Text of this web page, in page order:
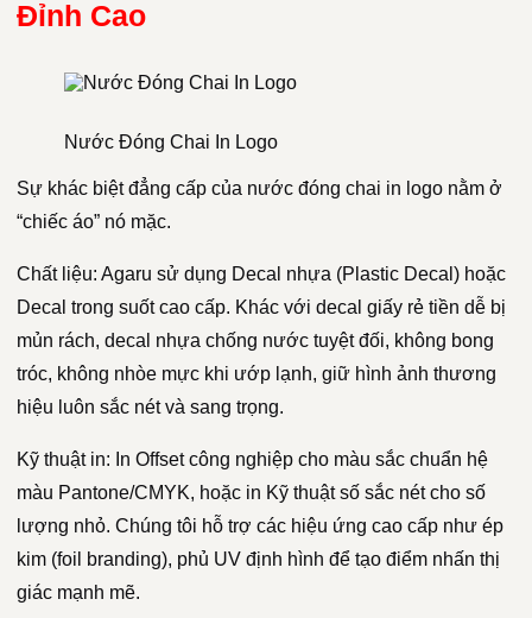
Đỉnh Cao
Nước Đóng Chai In Logo
Sự khác biệt đẳng cấp của nước đóng chai in logo nằm ở
“chiếc áo” nó mặc.
Chất liệu: Agaru sử dụng Decal nhựa (Plastic Decal) hoặc
Decal trong suốt cao cấp. Khác với decal giấy rẻ tiền dễ bị
mủn rách, decal nhựa chống nước tuyệt đối, không bong
tróc, không nhòe mực khi ướp lạnh, giữ hình ảnh thương
hiệu luôn sắc nét và sang trọng.
Kỹ thuật in: In Offset công nghiệp cho màu sắc chuẩn hệ
màu Pantone/CMYK, hoặc in Kỹ thuật số sắc nét cho số
lượng nhỏ. Chúng tôi hỗ trợ các hiệu ứng cao cấp như ép
kim (foil branding), phủ UV định hình để tạo điểm nhấn thị
giác mạnh mẽ.